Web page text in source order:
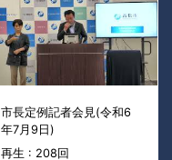
市長定例記者会見(令和6
年7月9日)
再生 : 208回